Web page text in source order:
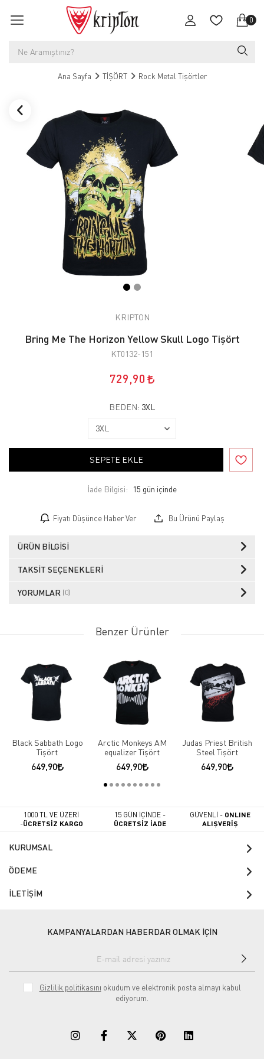
0
Ana Sayfa TİŞÖRT Rock Metal Tişörtler
KRIPTON
Bring Me The Horizon Yellow Skull Logo Tişört
KT0132-151
729,90
BEDEN: 3XL
SEPETE EKLE
İade Bilgisi:
Fiyatı Düşünce Haber Ver Bu Ürünü Paylaş
ÜRÜN BILGISI
TAKSIT SEÇENEKLERI
YORUMLAR (0)
Benzer Ürünler
Black Sabbath Logo
Tişört
649,90
Arctic Monkeys AM
equalizer Tişört
649,90
Judas Priest British
Steel Tişört
649,90
1000 TL VE ÜZERİ
-ÜCRETSİZ KARGO
15 GÜN İÇİNDE -
ÜCRETSİZ İADE
GÜVENLİ - ONLINE
ALIŞVERİŞ
KURUMSAL
ÖDEME
İLETİŞİM
KAMPANYALARDAN HABERDAR OLMAK İÇİN
Gizlilik politikasını okudum ve elektronik posta almayı kabul
ediyorum.